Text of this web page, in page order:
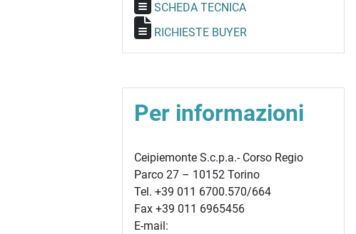
SCHEDA TECNICA
RICHIESTE BUYER
Per informazioni
Ceipiemonte S.c.p.a.- Corso Regio
Parco 27 – 10152 Torino
Tel. +39 011 6700.570/664
Fax +39 011 6965456
E-mail: